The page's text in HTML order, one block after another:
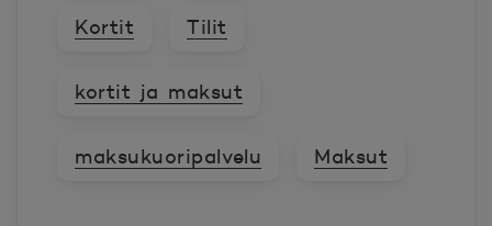
Kortit Tilit
kortit ja maksut
maksukuoripalvelu Maksut